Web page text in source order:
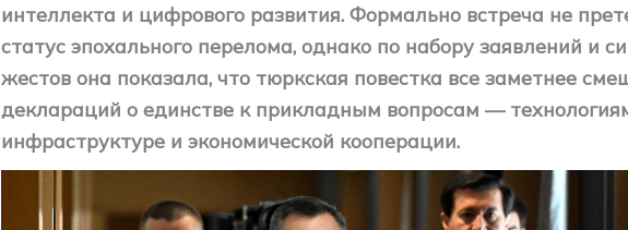
интеллекта и цифрового развития. Формально встреча не
статус эпохального перелома, однако по набору заявлений и
жестов она показала, что тюркская повестка все заметнее
деклараций о единстве к прикладным вопросам —
инфраструктуре и экономической кооперации.